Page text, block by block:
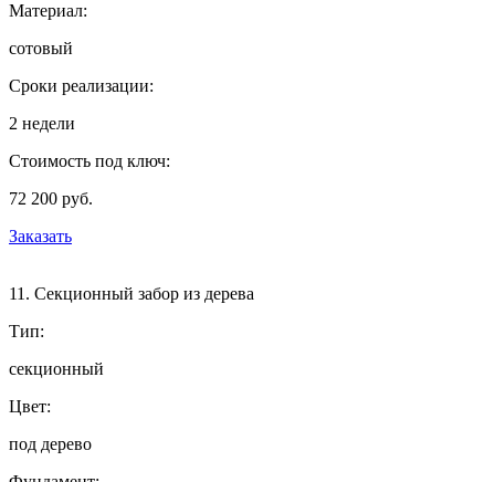
Материал:
сотовый
Сроки реализации:
2 недели
Стоимость под ключ:
72 200 руб.
Заказать
11. Секционный забор из дерева
Тип:
секционный
Цвет:
под дерево